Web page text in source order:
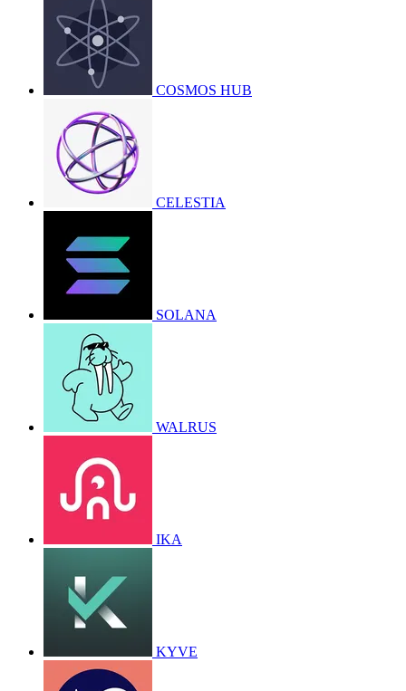
COSMOS HUB
CELESTIA
SOLANA
WALRUS
IKA
KYVE